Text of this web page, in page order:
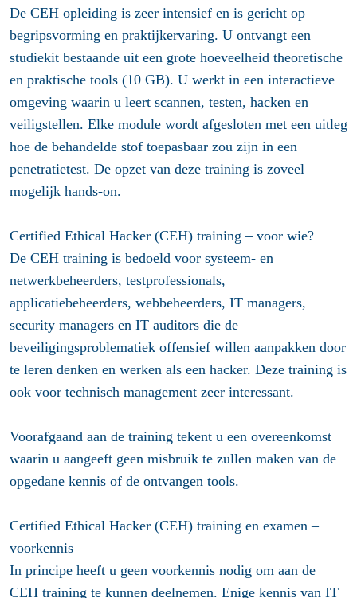
De CEH opleiding is zeer intensief en is gericht op
begripsvorming en praktijkervaring. U ontvangt een
studiekit bestaande uit een grote hoeveelheid theoretische
en praktische tools (10 GB). U werkt in een interactieve
omgeving waarin u leert scannen, testen, hacken en
veiligstellen. Elke module wordt afgesloten met een uitleg
hoe de behandelde stof toepasbaar zou zijn in een
penetratietest. De opzet van deze training is zoveel
mogelijk hands-on.
Certified Ethical Hacker (CEH) training – voor wie?
De CEH training is bedoeld voor systeem- en
netwerkbeheerders, testprofessionals,
applicatiebeheerders, webbeheerders, IT managers,
security managers en IT auditors die de
beveiligingsproblematiek offensief willen aanpakken door
te leren denken en werken als een hacker. Deze training is
ook voor technisch management zeer interessant.
Voorafgaand aan de training tekent u een overeenkomst
waarin u aangeeft geen misbruik te zullen maken van de
opgedane kennis of de ontvangen tools.
Certified Ethical Hacker (CEH) training en examen –
voorkennis
In principe heeft u geen voorkennis nodig om aan de
CEH training te kunnen deelnemen. Enige kennis van IT